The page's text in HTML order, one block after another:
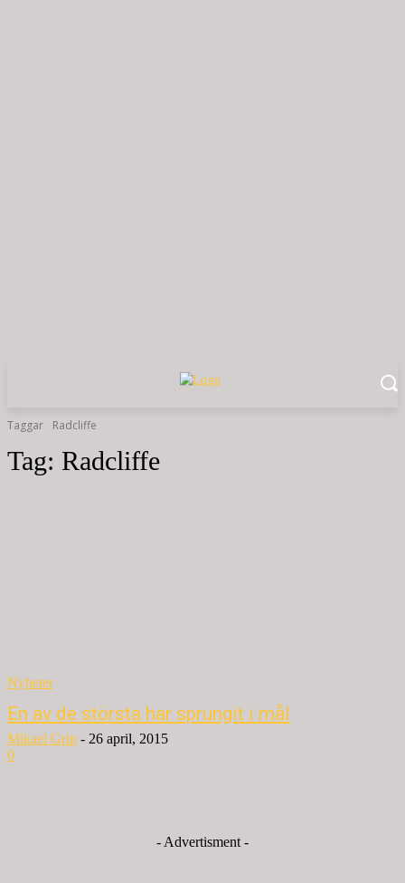
Taggar Radcliffe
Tag: Radcliffe
Nyheter
En av de största har sprungit i mål
Mikael Grip - 26 april, 2015
0
- Advertisment -